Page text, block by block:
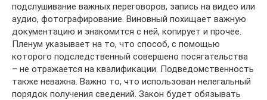
подслушивание важных переговоров, запись на видео или
аудио, фотографирование. Виновный похищает важную
документацию и знакомится с ней, копирует и прочее.
Пленум указывает на то, что способ, с помощью
которого подследственный совершено посягательства
– не отражается на квалификации. Подведомственность
также неважна. Важно то, что использован нелегальный
порядок получения сведений. Закон будет обязывать